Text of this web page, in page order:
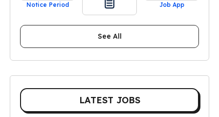
Notice Period Job App
See All
LATEST JOBS